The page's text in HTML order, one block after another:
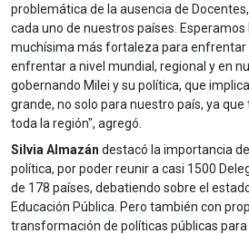
problemática de la ausencia de
cada uno de nuestros países. Esperamos
muchísima más fortaleza para enfrentar
enfrentar a nivel mundial, regional y en
gobernando Milei y su política, que
grande, no solo para nuestro país, ya
toda la región", agregó.
Silvia Almazán destacó la importancia
política, por poder reunir a casi 1500
de 178 países, debatiendo sobre el
Educación Pública. Pero también con
transformación de políticas públicas